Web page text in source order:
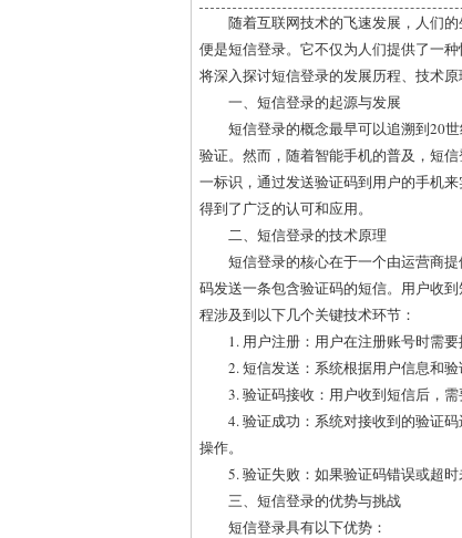
随着互联网技术的飞速发展，人们
便是短信登录。它不仅为人们提供了一
将深入探讨短信登录的发展历程、技术原
一、短信登录的起源与发展
短信登录的概念最早可以追溯到20
验证。然而，随着智能手机的普及，短
一标识，通过发送验证码到用户的手机
得到了广泛的认可和应用。
二、短信登录的技术原理
短信登录的核心在于一个由运营商
码发送一条包含验证码的短信。用户收
程涉及到以下几个关键技术环节：
1. 用户注册：用户在注册账号时需
2. 短信发送：系统根据用户信息和
3. 验证码接收：用户收到短信后，需
4. 验证成功：系统对接收到的验证
操作。
5. 验证失败：如果验证码错误或超
三、短信登录的优势与挑战
短信登录具有以下优势：